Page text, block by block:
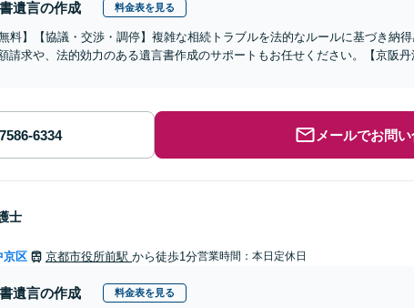
遺言の作成 料金表を見る
無料】【協議・交渉・調停】複雑な相続トラブルを法的なルールに基づき納
請求や、法的効力のある遺言書作成のサポートもお任せください。【京阪
メールでお問
士
京区 京都市役所前駅 から徒歩1分営業時間：本日定休日
遺言の作成 料金表を見る